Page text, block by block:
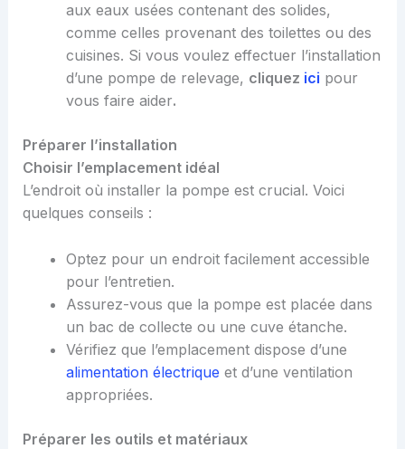
aux eaux usées contenant des solides,
comme celles provenant des toilettes ou des
cuisines. Si vous voulez effectuer l’installation
d’une pompe de relevage, cliquez ici pour
vous faire aider.
Préparer l’installation
Choisir l’emplacement idéal
L’endroit où installer la pompe est crucial. Voici
quelques conseils :
Optez pour un endroit facilement accessible
pour l’entretien.
Assurez-vous que la pompe est placée dans
un bac de collecte ou une cuve étanche.
Vérifiez que l’emplacement dispose d’une
alimentation électrique et d’une ventilation
appropriées.
Préparer les outils et matériaux